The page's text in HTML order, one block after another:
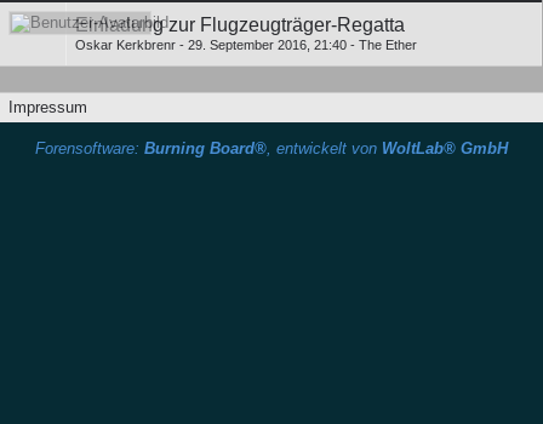
Einladung zur Flugzeugträger-Regatta
Oskar Kerkbrenr - 29. September 2016, 21:40 - The Ether
Impressum
Forensoftware: Burning Board®, entwickelt von WoltLab® GmbH